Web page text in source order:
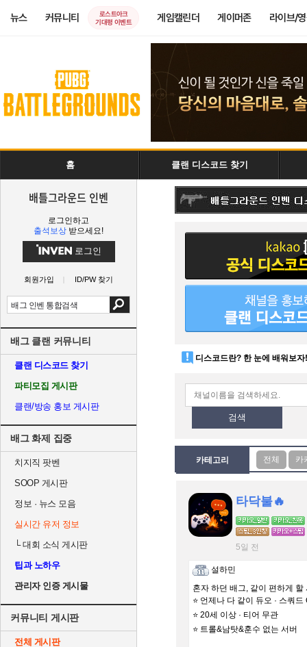
뉴스 커뮤니티
로스트아크
기대평 이벤트
게임캘린더 게이머존 라이브/
홈 클랜 디스코드 찾기
배틀그라운드 인벤
로그인하고
출석보상 받으세요!
로그인
회원가입 ID/PW 찾기
배그 클랜 커뮤니티
클랜 디스코드 찾기
파티모집 게시판
클랜/방송 홍보 게시판
배그 화제 집중
치지직 팟벤
SOOP 게시판
정보 · 뉴스 모음
실시간 유저 정보
└대회 소식 게시판
팁과 노하우
관리자 인증 게시물
커뮤니티 게시판
전체 게시판
디스코드란? 한 눈에 배워보자!
검색
카테고리
타닥불🔥
5일 전
설하민
혼자 하던 배그, 같이 편하게 할
⭐ 언제나 다 같이 듀오 · 스쿼드
⭐ 20세 이상 · 티어 무관
⭐ 트롤&남탓&훈수 없는 서버